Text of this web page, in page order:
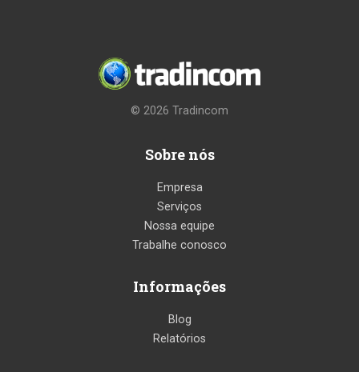
© 2026 Tradincom
Sobre nós
Empresa
Serviços
Nossa equipe
Trabalhe conosco
Informações
Blog
Relatórios